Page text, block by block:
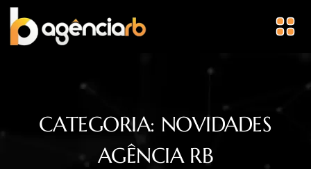
CATEGORIA: NOVIDADES
AGÊNCIA RB